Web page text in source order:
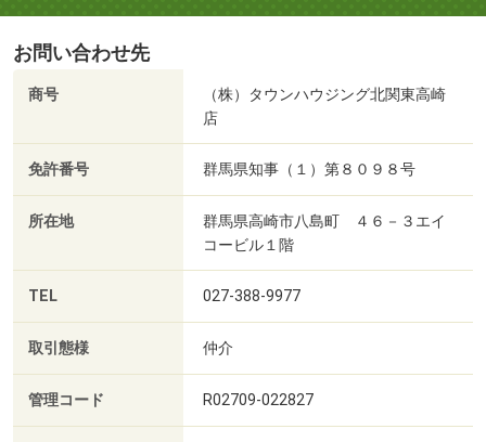
お問い合わせ先
商号
（株）タウンハウジング北関東高崎
店
免許番号 群馬県知事（１）第８０９８号
所在地
群馬県高崎市八島町 ４６－３エイ
コービル１階
TEL 027-388-9977
取引態様 仲介
管理コード R02709-022827